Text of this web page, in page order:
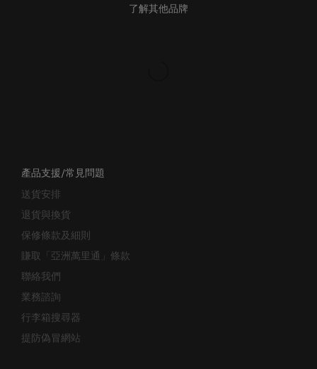
了解其他品牌
產品支援/常見問題
送貨安排
退貨與換貨
保修條款及細則
賺取「亞洲萬里通」條款
聯絡我們
業務諮詢
行李箱搜尋器
提防偽冒網站